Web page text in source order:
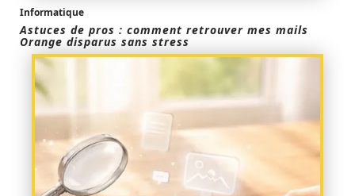
Informatique
Astuces de pros : comment retrouver mes mails
Orange disparus sans stress